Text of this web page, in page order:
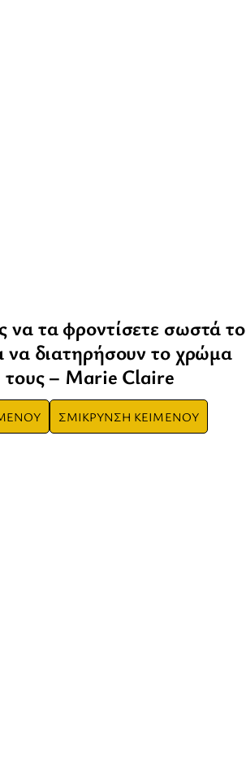
τα φροντίσετε σωστά το
να διατηρήσουν το χρώμα
τους – Marie Claire
ΣΜΙΚΡΥΝΣΗ ΚΕΙΜΕΝΟΥ